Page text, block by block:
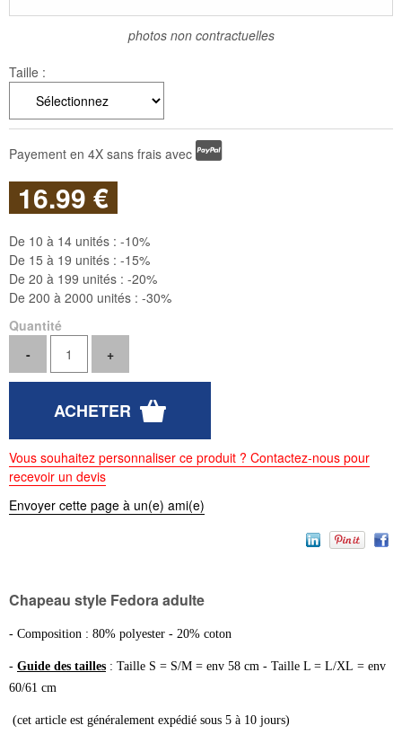
photos non contractuelles
Taille :
Payement en 4X sans frais avec
16.99 €
De 10 à 14 unités : -10%
De 15 à 19 unités : -15%
De 20 à 199 unités : -20%
De 200 à 2000 unités : -30%
Quantité
Vous souhaitez personnaliser ce produit ? Contactez-nous pour
recevoir un devis
Envoyer cette page à un(e) ami(e)
Chapeau style Fedora adulte
- Composition : 80% polyester - 20% coton
- Guide des tailles : Taille S = S/M = env 58 cm - Taille L = L/XL = env
60/61 cm
(cet article est généralement expédié sous 5 à 10 jours)